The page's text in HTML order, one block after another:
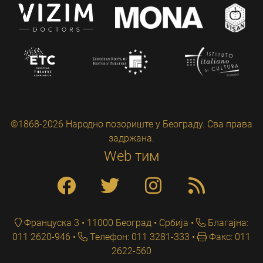
©1868-2026 Народно позориште у Београду. Сва права
задржана.
Web тим
Француска 3 • 11000 Београд • Србија
Благајна:
011 2620-946
Телефон: 011 3281-333
Факс: 011
2622-560